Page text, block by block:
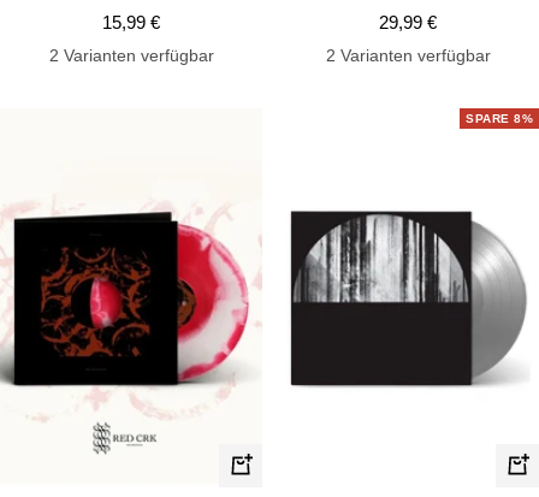
Angebotspreis
15,99 €
2 Varianten verfügbar
Angebotspreis
29,99 €
2 Varianten verfügbar
In
SPARE 8%
In